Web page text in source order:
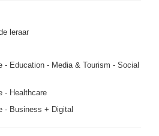
leraar
- Education - Media & Tourism - Social
- Healthcare
- Business + Digital